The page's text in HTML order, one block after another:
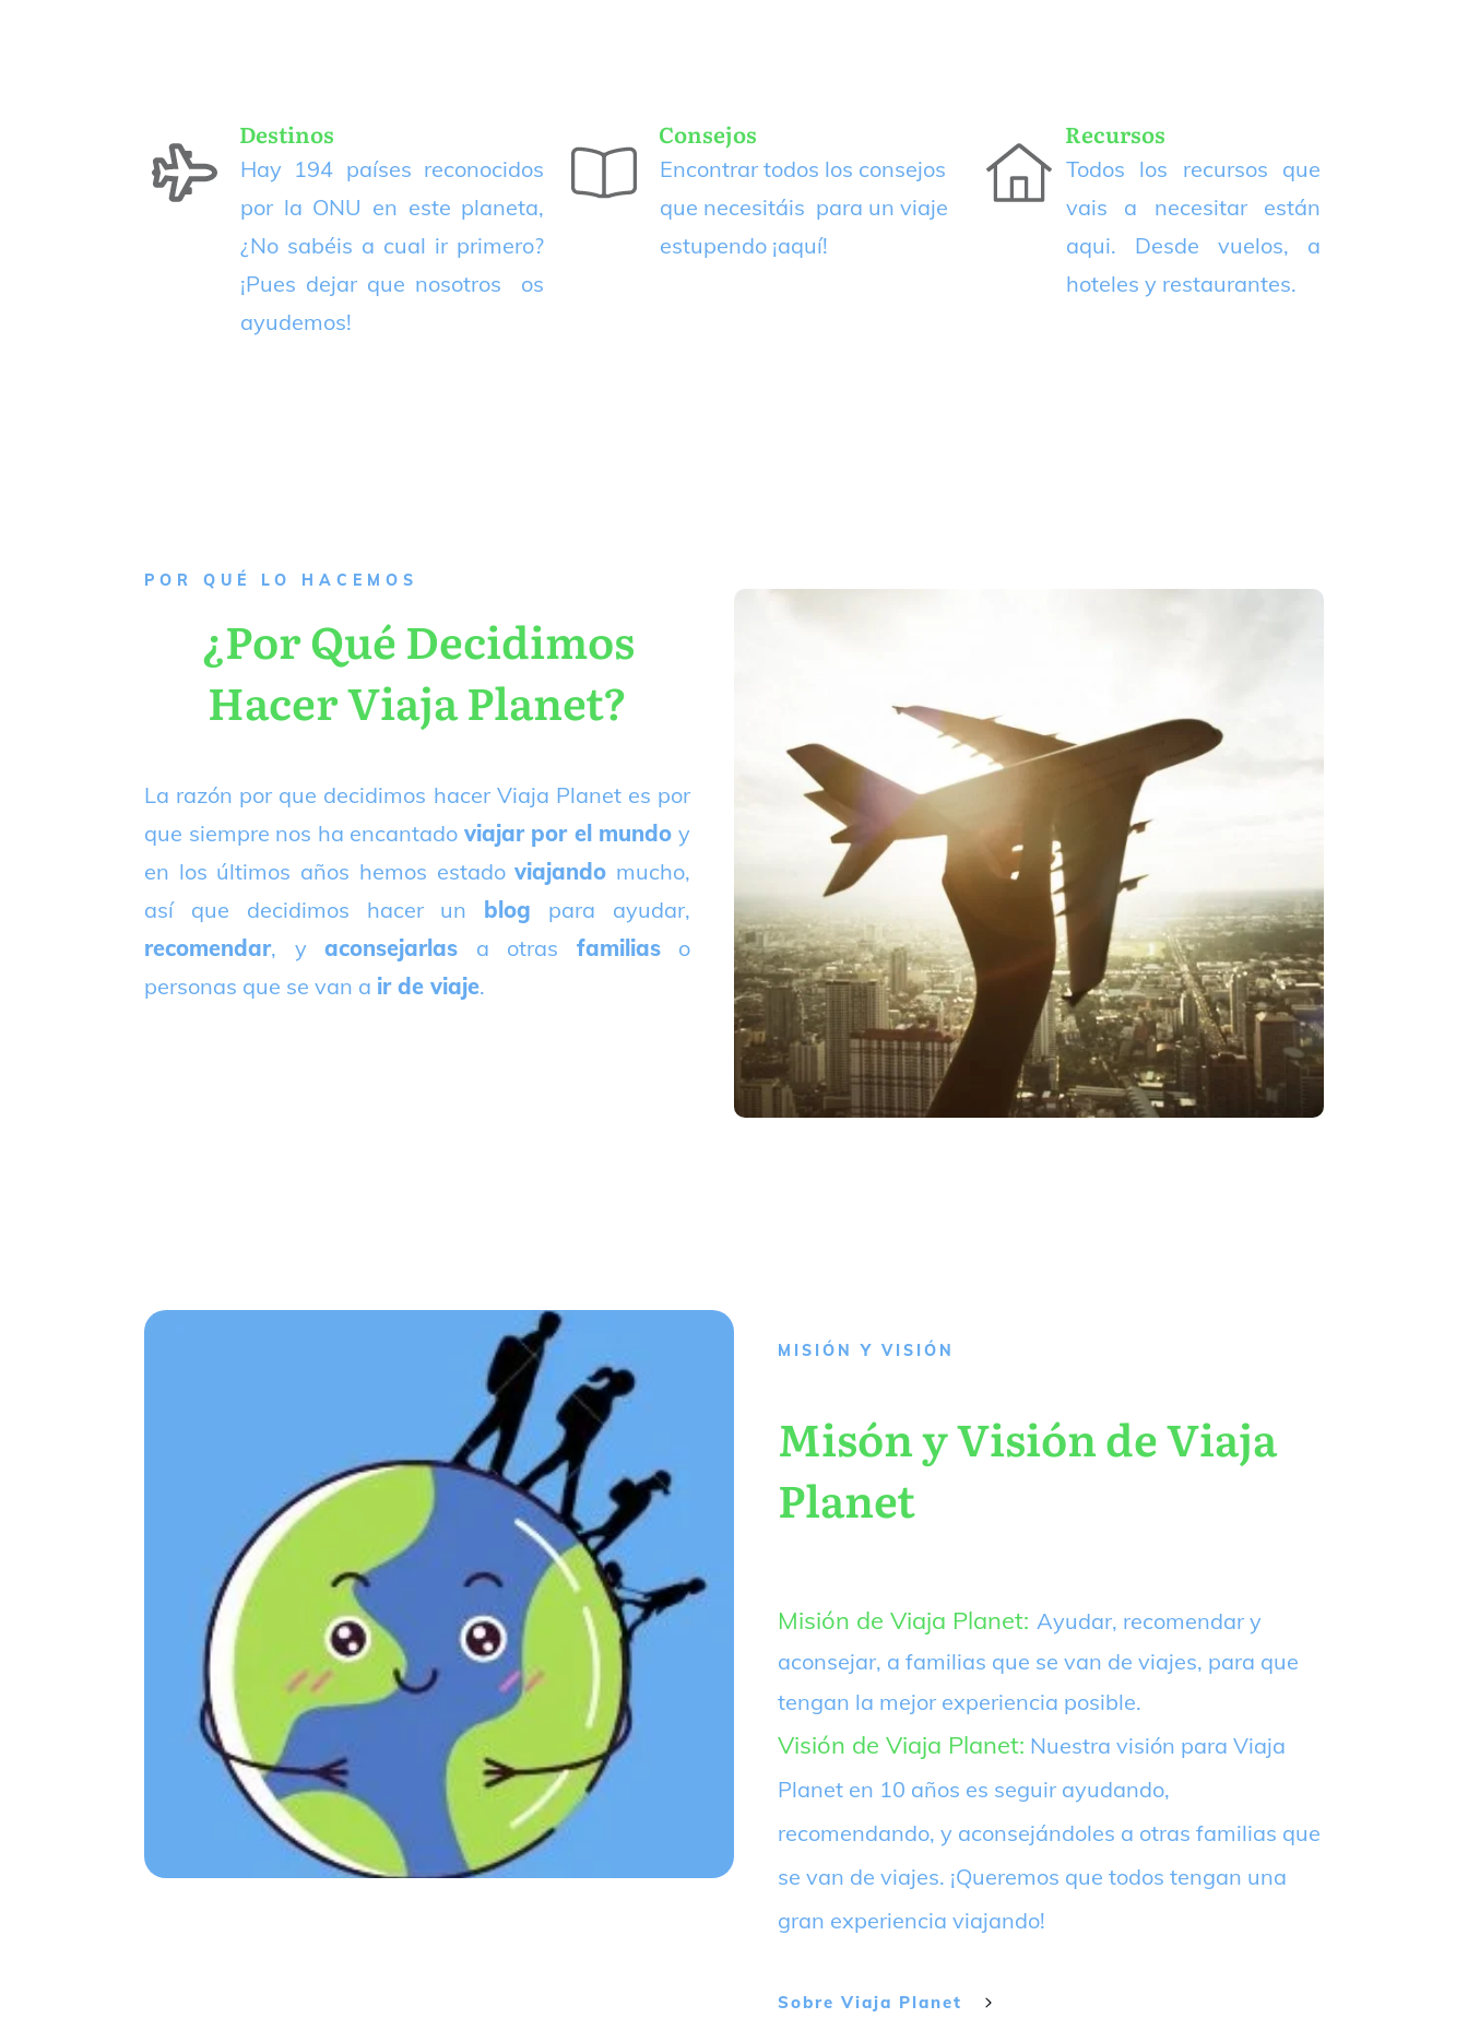
Destinos
Hay 194 países reconocidos
por la ONU en este planeta,
¿No sabéis a cual ir primero?
¡Pues dejar que nosotros os
ayudemos!
Consejos
Encontrar todos los consejos
que necesitáis para un viaje
estupendo ¡aquí!
Recursos
Todos los recursos que
vais a necesitar están
aqui. Desde vuelos, a
hoteles y restaurantes.
P OR QUÉ LO HACEMOS
¿Por Qué Decidimos
Hacer Viaja Planet?
La razón por que decidimos hacer Viaja Planet es por
que siempre nos ha encantado viajar por el mundo y
en los últimos años hemos estadoviajando mucho,
así que decidimos hacer un blog para ayudar,
recomendar, y aconsejarlas a otras familiaso
personas que se van a ir de viaje.
MISIÓN Y VISIÓN
Misón y Visión de Viaja
Planet
Misión de Viaja Planet: Ayudar, recomendar y
aconsejar, a familias que se van de viajes, para que
tengan la mejor experiencia posible.
Visión de Viaja Planet: Nuestra visión para Viaja
Planet en 10 años es seguir ayudando,
recomendando, y aconsejándoles a otras familias que
se van de viajes. ¡Queremos que todos tengan una
gran experiencia viajando!
Sobre Viaja Planet